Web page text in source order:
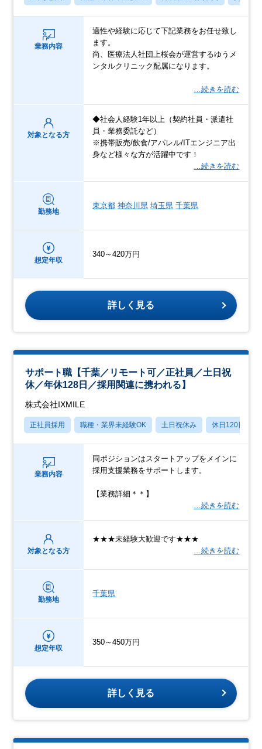
業務内容
適性や経験に応じて下記業務をお任せ致し
ます。
尚、医療法人社団上桜会が運営するゆうメ
ンタルクリニック配属になります。
…続きを読む
対象となる方
◆社会人経験1年以上（契約社員・派遣社
員・業務委託など）
※携帯販売/飲食/アパレル/ITエンジニア出
身など様々な方が活躍中です！
…続きを読む
勤務地
東京都 神奈川県 埼玉県 千葉県
想定年収
340～420万円
詳しく見る
サポート職【千葉／リモート可／正社員／土日祝
休／年休128日／採用関連に携われる】
株式会社IXMILE
正社員採用 職種・業界未経験OK 土日祝休み 休日120日以上
業務内容
同ポジションはスタートアップをメインに
採用支援業務をサポートします。
【業務詳細＊＊】
…続きを読む
対象となる方
★★★未経験大歓迎です★★★
…続きを読む
勤務地
千葉県
想定年収
350～450万円
詳しく見る